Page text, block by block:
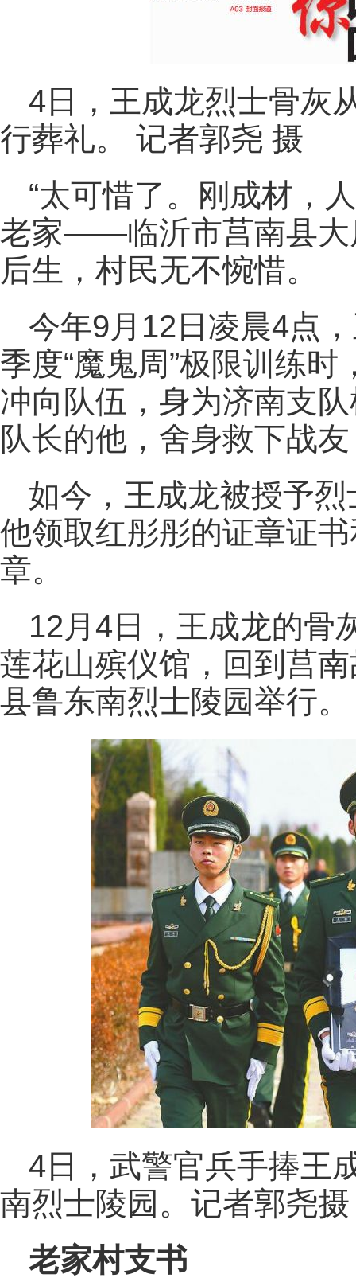
4日，王成龙烈士骨灰
行葬礼。 记者郭尧 摄
“太可惜了。刚成材，
老家——临沂市莒南县大
后生，村民无不惋惜。
今年9月12日凌晨4点
季度“魔鬼周”极限训练
冲向队伍，身为济南支
队长的他，舍身救下战
如今，王成龙被授予
他领取红彤彤的证章证
章。
12月4日，王成龙的骨
莲花山殡仪馆，回到莒
县鲁东南烈士陵园举行。
4日，武警官兵手捧王
南烈士陵园。记者郭尧摄
老家村支书